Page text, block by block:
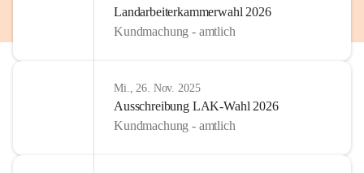
Landarbeiterkammerwahl 2026
Kundmachung - amtlich
Mi., 26. Nov. 2025
Ausschreibung LAK-Wahl 2026
Kundmachung - amtlich